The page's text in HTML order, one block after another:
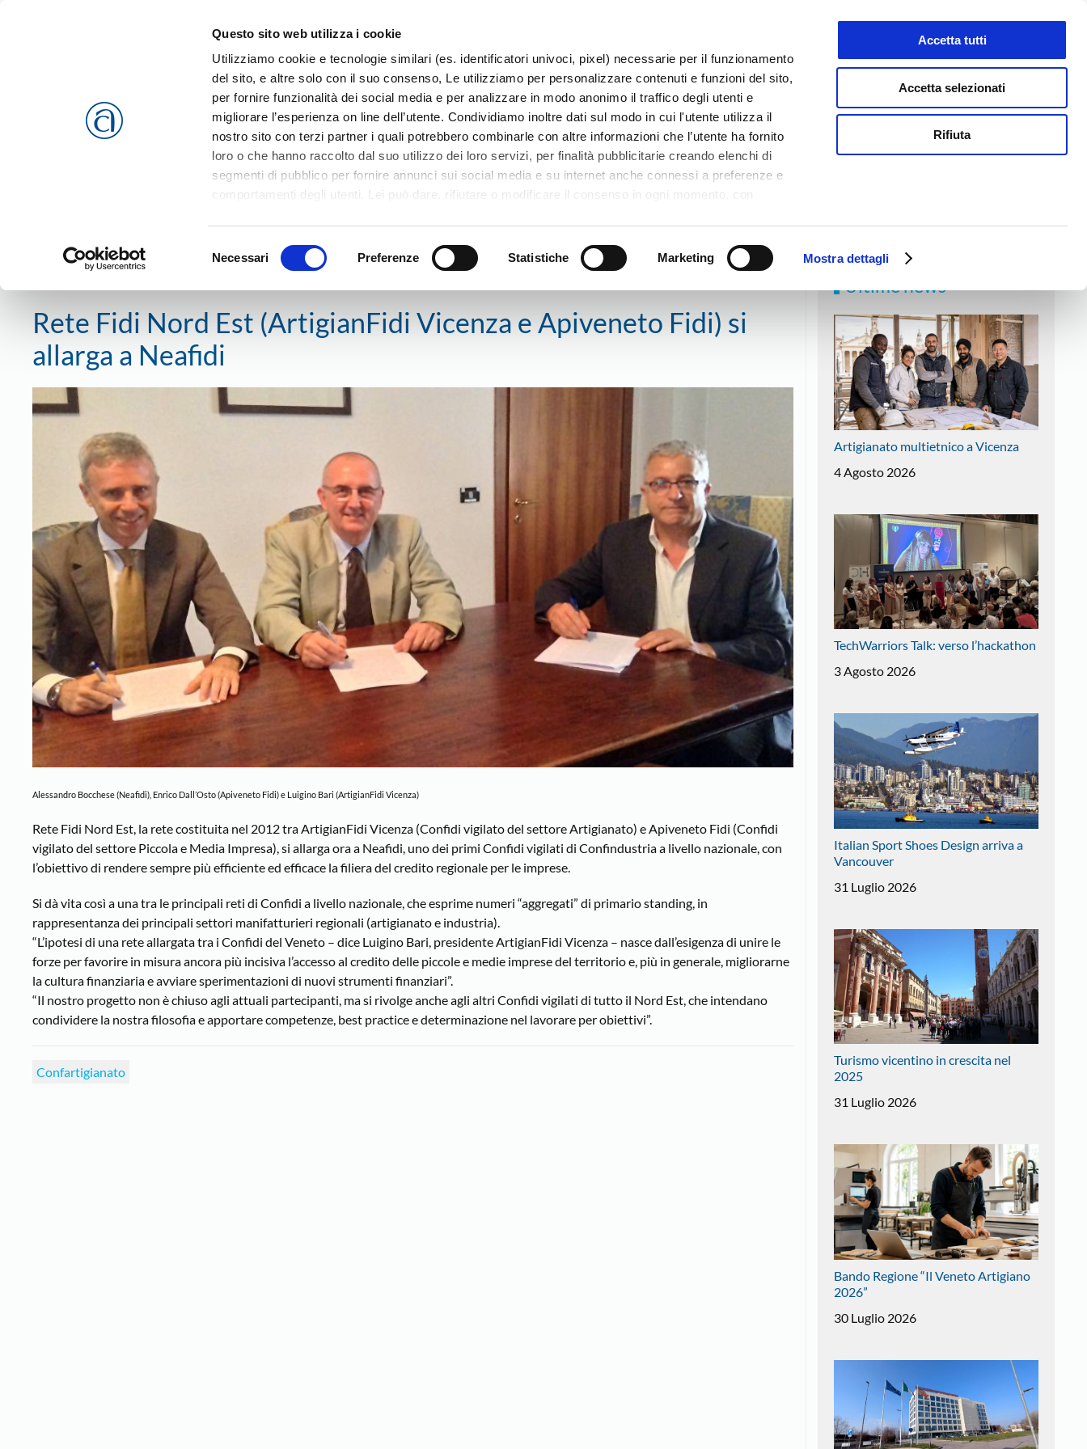
Questo sito web utilizza i cookie
Utilizziamo cookie e tecnologie similari (es. identificatori univoci, pixel) necessarie per il funzionamento
del sito, e altre solo con il suo consenso, Le utilizziamo per personalizzare contenuti e funzioni del sito,
per fornire funzionalità dei social media e per analizzare in modo anonimo il traffico degli utenti e
migliorare l’esperienza on line dell’utente. Condividiamo inoltre dati sul modo in cui l'utente utilizza il
nostro sito con terzi partner i quali potrebbero combinarle con altre informazioni che l’utente ha fornito
loro o che hanno raccolto dal suo utilizzo dei loro servizi, per finalità pubblicitarie creando elenchi di
segmenti di pubblico per fornire annunci sui social media e su internet anche connessi a preferenze e
comportamenti degli utenti. Lei può dare, rifiutare o modificare il consenso in ogni momento, con
cookies che vengono usati e sulla loro condivisione con i terzi partner può leggere la ns. Cookie Policy.
del
Necessari Preferenze Statistiche Marketing Mostra dettagli
Accetta tutti
Accetta selezionati
Rifiuta
CHI SIAMO SERVIZI TERRITORIO SISTEMI E MESTIERI PROGETTI NEWS CONTATTI
Rete Fidi Nord Est (ArtigianFidi Vicenza e Apiveneto Fidi) si
allarga a Neafidi
Alessandro Bocchese (Neafidi), Enrico Dall’Osto (Apiveneto Fidi) e Luigino Bari (ArtigianFidi Vicenza)
Rete Fidi Nord Est, la rete costituita nel 2012 tra ArtigianFidi Vicenza (Confidi vigilato del settore Artigianato) e Apiveneto Fidi (Confidi
vigilato del settore Piccola e Media Impresa), si allarga ora a Neafidi, uno dei primi Confidi vigilati di Confindustria a livello nazionale, con
l’obiettivo di rendere sempre più efficiente ed efficace la filiera del credito regionale per le imprese.
Si dà vita così a una tra le principali reti di Confidi a livello nazionale, che esprime numeri “aggregati” di primario standing, in
rappresentanza dei principali settori manifatturieri regionali (artigianato e industria).
“L’ipotesi di una rete allargata tra i Confidi del Veneto – dice Luigino Bari, presidente ArtigianFidi Vicenza – nasce dall’esigenza di unire le
forze per favorire in misura ancora più incisiva l’accesso al credito delle piccole e medie imprese del territorio e, più in generale, migliorarne
la cultura finanziaria e avviare sperimentazioni di nuovi strumenti finanziari”.
“Il nostro progetto non è chiuso agli attuali partecipanti, ma si rivolge anche agli altri Confidi vigilati di tutto il Nord Est, che intendano
condividere la nostra filosofia e apportare competenze, best practice e determinazione nel lavorare per obiettivi”.
Confartigianato
Ultime news
Artigianato multietnico a Vicenza
4 Agosto 2026
TechWarriors Talk: verso l’hackathon
3 Agosto 2026
Italian Sport Shoes Design arriva a
Vancouver
31 Luglio 2026
Turismo vicentino in crescita nel
2025
31 Luglio 2026
Bando Regione “Il Veneto Artigiano
2026”
30 Luglio 2026